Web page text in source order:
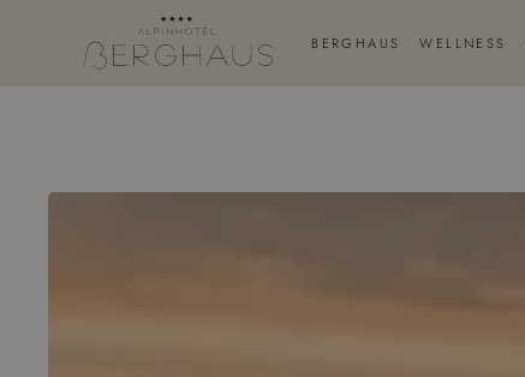
BERGHAUS WELLNESS